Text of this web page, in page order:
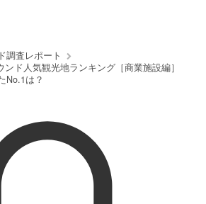
調査レポート
ンド人気観光地ランキング［商業施設編］
No.1は？